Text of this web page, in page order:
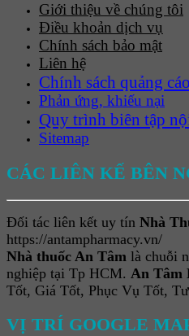
Giới thiệu về chúng tôi
Điều khoản dịch vụ
Chính sách bảo mật
Liên hệ
Chính sách quảng cáo
Phản ứng, khiếu nại
Quy trình biên tập
Sitemap
CÁC LIÊN KẾ BÊN
Đối tác liên kết uy tín Nhà
https://antampharmacy.vn/
Nhà thuốc An Tâm là chuỗi
nghiệp tại Tp HCM. An Tâm
Tốt, Giá Tốt, Phục Vụ Tốt,
VỊ TRÍ GOOGLE